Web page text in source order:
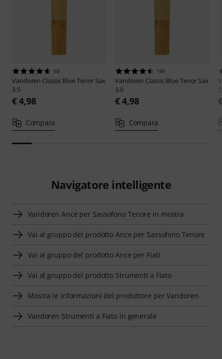
68
Vandoren Classic Blue Tenor Sax
3.5
€ 4,98
Compara
166
Vandoren Classic Blue Tenor Sax
3.0
€ 4,98
Compara
Navigatore intelligente
Vandoren Ance per Sassofono Tenore in mostra
Vai al gruppo del prodotto Ance per Sassofono Tenore
Vai al gruppo del prodotto Ance per Fiati
Vai al gruppo del prodotto Strumenti a Fiato
Mostra le informazioni del produttore per Vandoren
Vandoren Strumenti a Fiato in generale